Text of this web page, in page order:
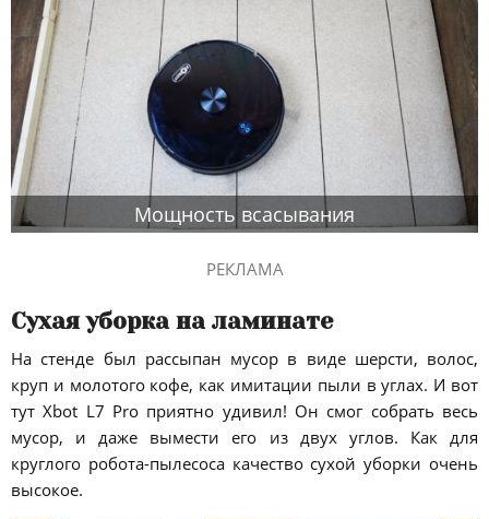
Мощность всасывания
РЕКЛАМА
Сухая уборка на ламинате
На стенде был рассыпан мусор в виде шерсти, волос,
круп и молотого кофе, как имитации пыли в углах. И вот
тут Xbot L7 Pro приятно удивил! Он смог собрать весь
мусор, и даже вымести его из двух углов. Как для
круглого робота-пылесоса качество сухой уборки очень
высокое.